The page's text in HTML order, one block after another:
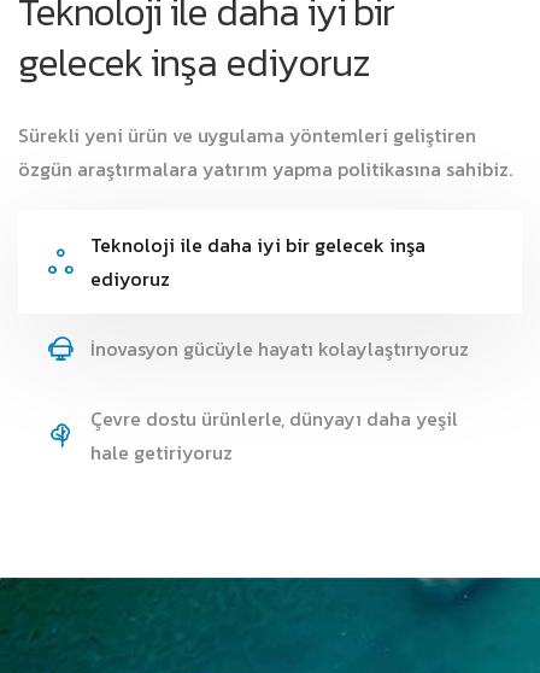
Teknoloji ile daha iyi bir
gelecek inşa ediyoruz
Sürekli yeni ürün ve uygulama yöntemleri geliştiren
özgün araştırmalara yatırım yapma politikasına sahibiz.
Teknoloji ile daha iyi bir gelecek inşa
ediyoruz
İnovasyon gücüyle hayatı kolaylaştırıyoruz
Çevre dostu ürünlerle, dünyayı daha yeşil
hale getiriyoruz